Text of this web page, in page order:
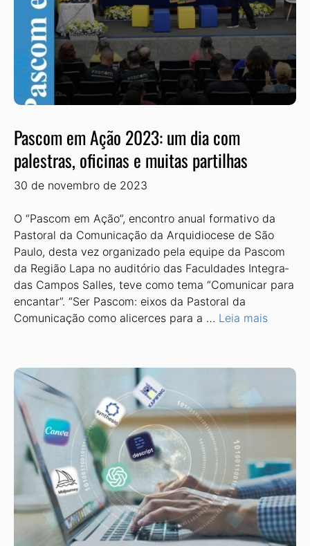
Pascom em Ação 2023: um dia com
palestras, oficinas e muitas partilhas
30 de novembro de 2023
O “Pascom em Ação”, encontro anual formativo da
Pastoral da Co­municação da Arquidiocese de São
Paulo, desta vez organizado pela equipe da Pascom
da Região Lapa no auditório das Faculdades Integra­
das Campos Salles, teve como tema “Comunicar para
encantar”. “Ser Pascom: eixos da Pastoral da
Comunicação como alicerces para a … Leia mais